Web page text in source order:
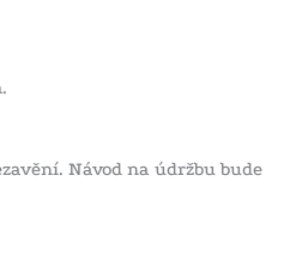
Návod na údržbu bude